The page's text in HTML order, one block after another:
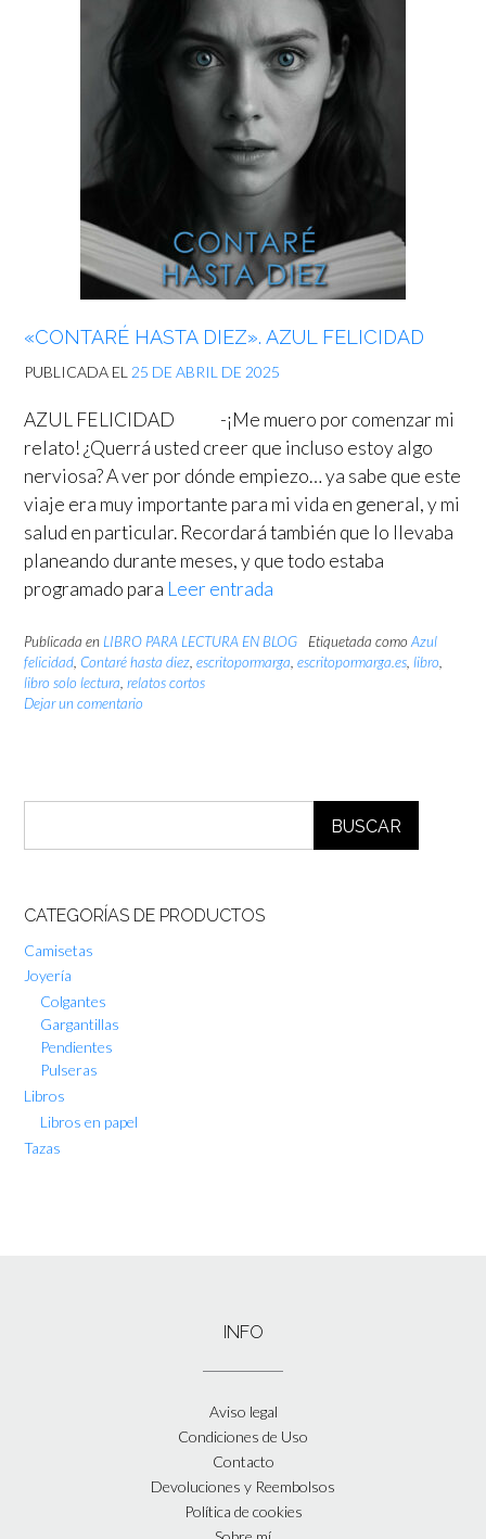
«CONTARÉ HASTA DIEZ». AZUL FELICIDAD
PUBLICADA EL 25 DE ABRIL DE 2025
AZUL FELICIDAD -¡Me muero por comenzar mi
relato! ¿Querrá usted creer que incluso estoy algo
nerviosa? A ver por dónde empiezo… ya sabe que este
viaje era muy importante para mi vida en general, y mi
salud en particular. Recordará también que lo llevaba
planeando durante meses, y que todo estaba
programado para Leer entrada
Publicada en LIBRO PARA LECTURA EN BLOG Etiquetada comoAzul
felicidad, Contaré hasta diez, escritopormarga, escritopormarga.es, libro,
libro solo lectura, relatos cortos
Dejar un comentario
BUSCAR
CATEGORÍAS DE PRODUCTOS
Camisetas
Joyería
Colgantes
Gargantillas
Pendientes
Pulseras
Libros
Libros en papel
Tazas
INFO
Aviso legal
Condiciones de Uso
Contacto
Devoluciones y Reembolsos
Política de cookies